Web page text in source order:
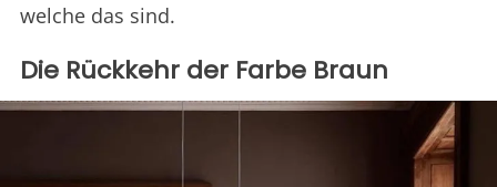
welche das sind.
Die Rückkehr der Farbe Braun